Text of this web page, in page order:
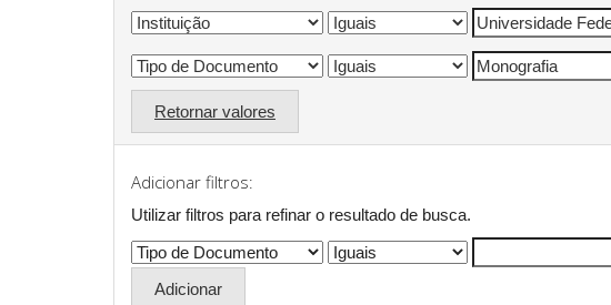
Retornar valores
Adicionar filtros:
Utilizar filtros para refinar o resultado de busca.